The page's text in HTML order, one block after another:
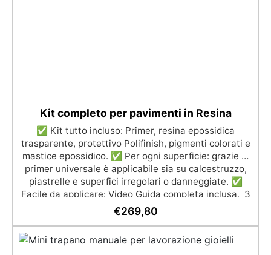
Kit completo per pavimenti in Resina
✅ Kit tutto incluso: Primer, resina epossidica
trasparente, protettivo Polifinish, pigmenti colorati e
mastice epossidico. ✅ Per ogni superficie: grazie al
primer universale è applicabile sia su calcestruzzo,
piastrelle e superfici irregolari o danneggiate. ✅
Facile da applicare: Video Guida completa inclusa, 3
semplici passaggi, dalla preparazione della superficie
alla finitura protettiva antigraffio. ✅ Risultati
professionali: Sistema autolivellante, resistente ai
raggi UV, duraturo e con finitura lucida o satinata. ✅
€269,80